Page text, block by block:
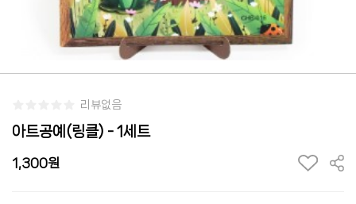
리뷰없음
아트공예(링클) - 1세트
1,300